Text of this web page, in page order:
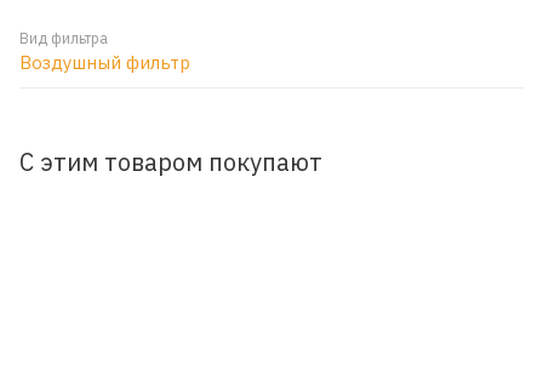
Вид фильтра
Воздушный фильтр
С этим товаром покупают